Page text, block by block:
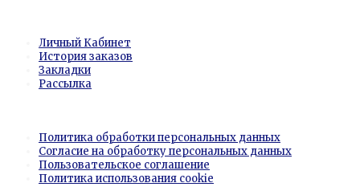
Личный Кабинет
История заказов
Закладки
Рассылка
Политика обработки персональных данных
Согласие на обработку персональных данных
Пользовательское соглашение
Политика использования cookie